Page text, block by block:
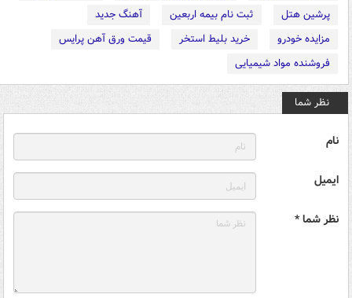
پرشین هتل
ثبت نام بیمه اربعین
آهنگ جدید
مزایده خودرو
خرید بلیط استخر
قیمت ورق آهن پرایس
فروشنده مواد شیمیایی
نظر شما
نام
ایمیل
نظر شما *